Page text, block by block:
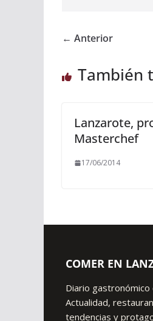
← Anterior
También
Lanzarote,
Masterchef
17/06/2014
COMER EN
Diario gastronómico
Actualidad,
tendencias y